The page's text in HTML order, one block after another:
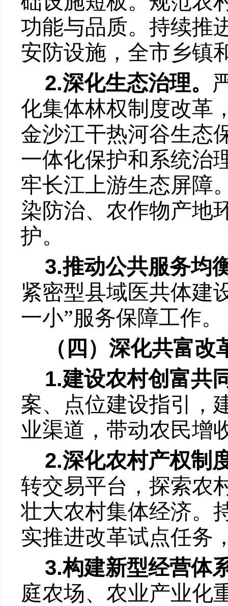
功能与品质。持续推
安防设施，全市乡镇
2.深化生态治理。
化集体林权制度改革
金沙江干热河谷生态
一体化保护和系统治
牢长江上游生态屏障
染防治、农作物产地
护。
3.推动公共服务均
紧密型县域医共体建
一小”服务保障工作。
（四）深化共富
1.建设农村创富共
案、点位建设指引，
业渠道，带动农民增
2.深化农村产权制
转交易平台，探索农
壮大农村集体经济。
实推进改革试点任务
3.构建新型经营体
庭农场、农业产业化